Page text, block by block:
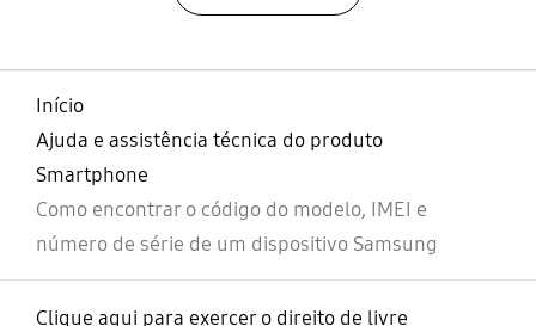
Início
Ajuda e assistência técnica do produto
Smartphone
Como encontrar o código do modelo, IMEI e
número de série de um dispositivo Samsung
Clique aqui para exercer o direito de livre